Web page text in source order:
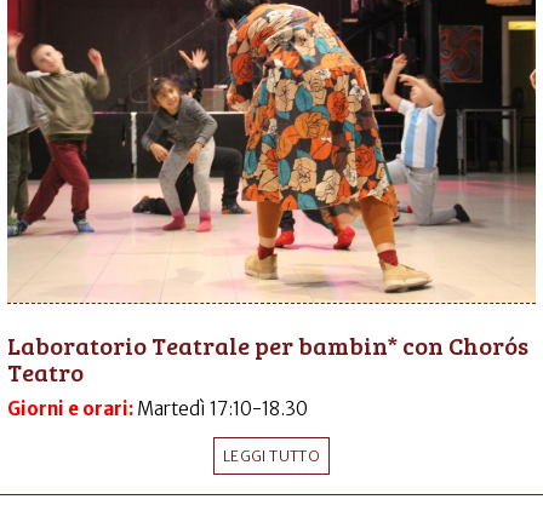
Laboratorio Teatrale per bambin* con Chorós
Teatro
Giorni e orari: Martedì 17:10-18.30
LEGGI TUTTO